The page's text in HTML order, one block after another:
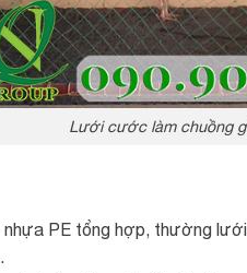
Lưới cước làm chuồng
PE tổng hợp, thường
.